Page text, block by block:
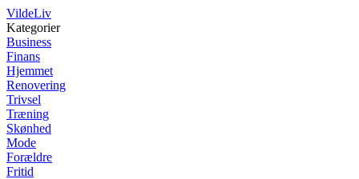
VildeLiv
Kategorier
Business
Finans
Hjemmet
Renovering
Trivsel
Træning
Skønhed
Mode
Forældre
Fritid